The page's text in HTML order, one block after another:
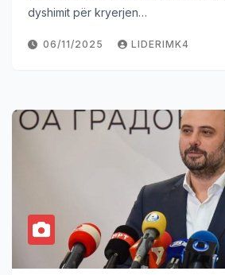
dyshimit për kryerjen…
06/11/2025 LIDERIMK4